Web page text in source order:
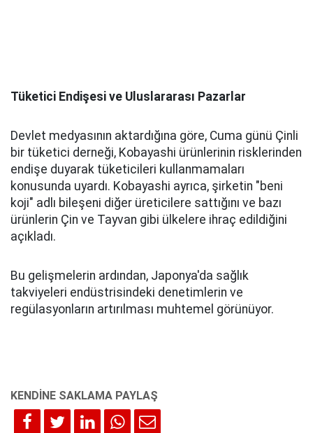
Tüketici Endişesi ve Uluslararası Pazarlar
Devlet medyasının aktardığına göre, Cuma günü Çinli
bir tüketici derneği, Kobayashi ürünlerinin risklerinden
endişe duyarak tüketicileri kullanmamaları
konusunda uyardı. Kobayashi ayrıca, şirketin "beni
koji" adlı bileşeni diğer üreticilere sattığını ve bazı
ürünlerin Çin ve Tayvan gibi ülkelere ihraç edildiğini
açıkladı.
Bu gelişmelerin ardından, Japonya'da sağlık
takviyeleri endüstrisindeki denetimlerin ve
regülasyonların artırılması muhtemel görünüyor.